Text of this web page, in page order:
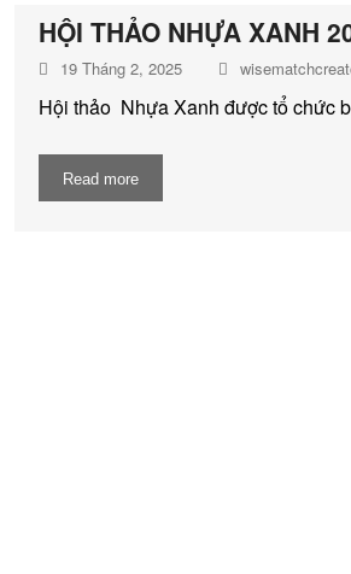
HỘI THẢO NHỰA XANH
19 Tháng 2, 2025
Hội thảo Nhựa Xanh được tổ chức
Read more